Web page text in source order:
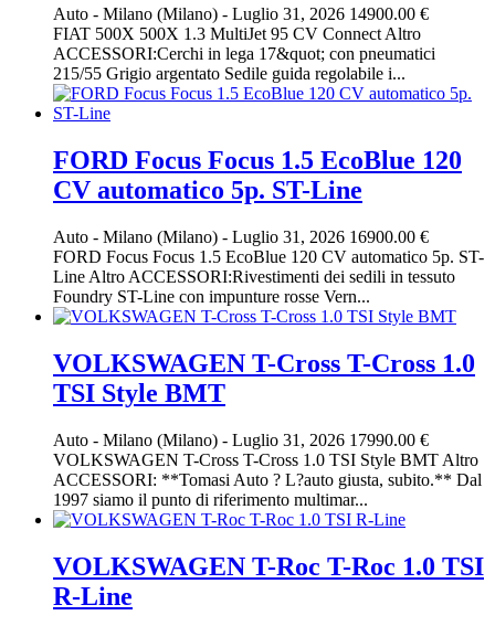
Auto - Milano (Milano) - Luglio 31, 2026 14900.00 €
FIAT 500X 500X 1.3 MultiJet 95 CV Connect Altro
ACCESSORI:Cerchi in lega 17&quot; con pneumatici
215/55 Grigio argentato Sedile guida regolabile i...
FORD Focus Focus 1.5 EcoBlue 120
CV automatico 5p. ST-Line
Auto - Milano (Milano) - Luglio 31, 2026 16900.00 €
FORD Focus Focus 1.5 EcoBlue 120 CV automatico 5p. ST-
Line Altro ACCESSORI:Rivestimenti dei sedili in tessuto
Foundry ST-Line con impunture rosse Vern...
VOLKSWAGEN T-Cross T-Cross 1.0
TSI Style BMT
Auto - Milano (Milano) - Luglio 31, 2026 17990.00 €
VOLKSWAGEN T-Cross T-Cross 1.0 TSI Style BMT Altro
ACCESSORI: **Tomasi Auto ? L?auto giusta, subito.** Dal
1997 siamo il punto di riferimento multimar...
VOLKSWAGEN T-Roc T-Roc 1.0 TSI
R-Line